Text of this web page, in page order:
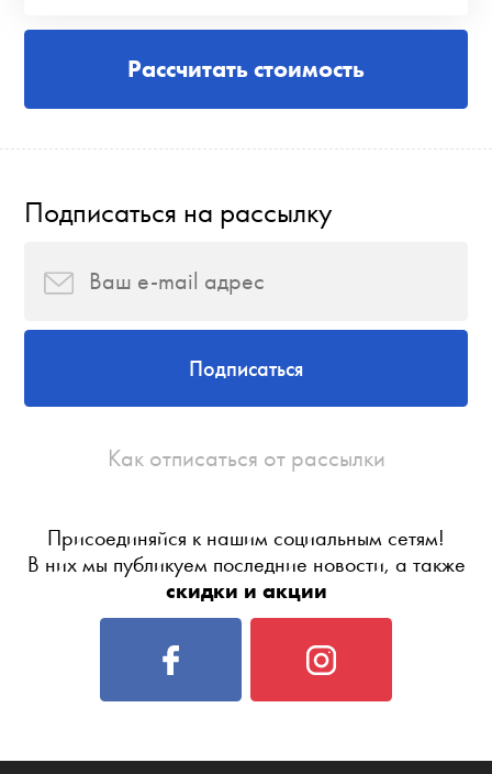
Рассчитать стоимость
Подписаться на рассылку
Подписаться
Как отписаться от рассылки
Присоединяйся к нашим социальным сетям!
В них мы публикуем последние новости, а также
скидки и акции